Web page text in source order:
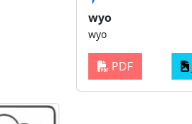
wyo
wyo
PDF